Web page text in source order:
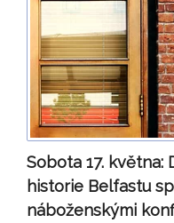
Sobota 17. května:
historie Belfastu
náboženskými